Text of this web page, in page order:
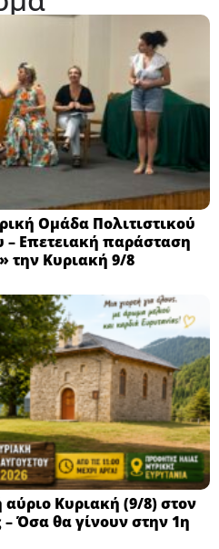
Ομάδα Πολιτιστικού
Επετειακή παράσταση
την Κυριακή 9/8
Κυριακή (9/8) στον
Όσα θα γίνουν στην 1η